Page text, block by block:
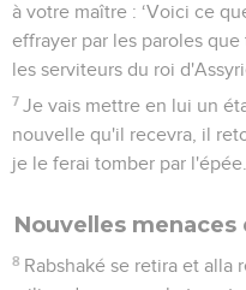
à votre maître : ‘Voici ce
effrayer par les paroles
les serviteurs du roi
7 Je vais mettre en lui un
nouvelle qu'il recevra, il
je le ferai tomber par
Nouvelles
8 Rabshaké se retira et alla